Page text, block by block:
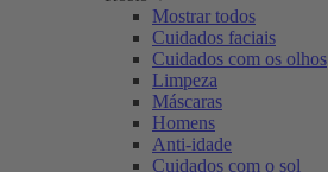
Mostrar todos
Cuidados faciais
Cuidados com os olhos
Limpeza
Máscaras
Homens
Anti-idade
Cuidados com o sol